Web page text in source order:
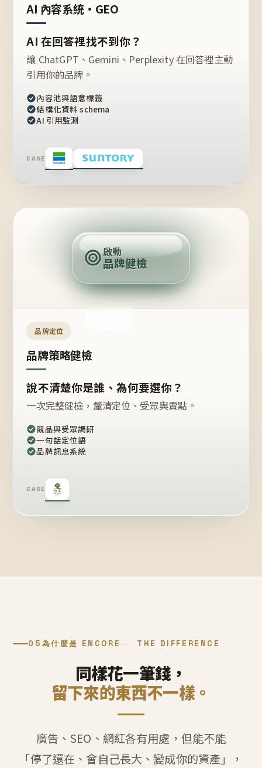
AI 內容系統・GEO
AI 在回答裡找不到你？
讓 ChatGPT、Gemini、Perplexity 在回答裡主動
引用你的品牌。
內容池與語意標籤
結構化資料 schema
AI 引用監測
CASE
定
位
點
啟動
品牌健檢
品牌定位
品牌策略健檢
說不清楚你是誰、為何要選你？
一次完整健檢，釐清定位、受眾與賣點。
競品與受眾調研
一句話定位語
品牌訊息系統
CASE
05 為什麼是 ENCORE THE DIFFERENCE
同樣花一筆錢，
留下來的東西不一樣。
廣告、SEO、網紅各有用處，但能不能
「停了還在、會自己長大、變成你的資產」，